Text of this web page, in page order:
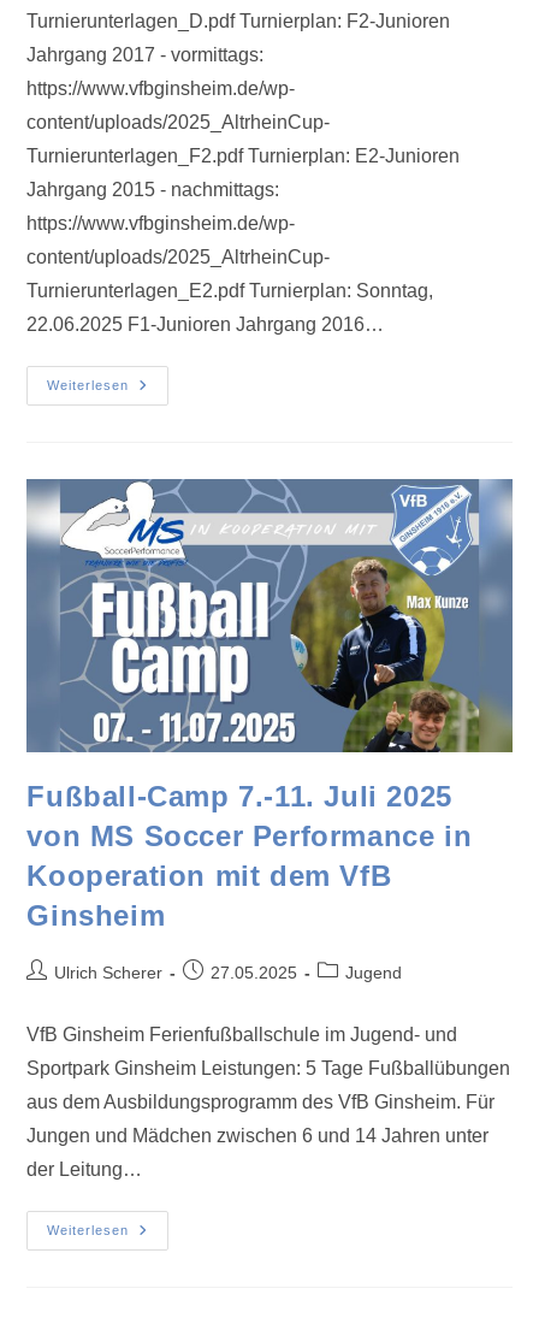
Turnierunterlagen_D.pdf Turnierplan: F2-Junioren
Jahrgang 2017 - vormittags:
https://www.vfbginsheim.de/wp-
content/uploads/2025_AltrheinCup-
Turnierunterlagen_F2.pdf Turnierplan: E2-Junioren
Jahrgang 2015 - nachmittags:
https://www.vfbginsheim.de/wp-
content/uploads/2025_AltrheinCup-
Turnierunterlagen_E2.pdf Turnierplan: Sonntag,
22.06.2025 F1-Junioren Jahrgang 2016…
Weiterlesen
Fußball-Camp 7.-11. Juli 2025
von MS Soccer Performance in
Kooperation mit dem VfB
Ginsheim
Ulrich Scherer 27.05.2025 Jugend
VfB Ginsheim Ferienfußballschule im Jugend- und
Sportpark Ginsheim Leistungen: 5 Tage Fußballübungen
aus dem Ausbildungsprogramm des VfB Ginsheim. Für
Jungen und Mädchen zwischen 6 und 14 Jahren unter
der Leitung…
Weiterlesen